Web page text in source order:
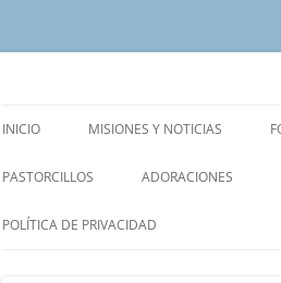
Saltar
INICIO MISIONES Y NOTICIAS
PASTORCILLOS ADORACIONES
POLÍTICA DE PRIVACIDAD